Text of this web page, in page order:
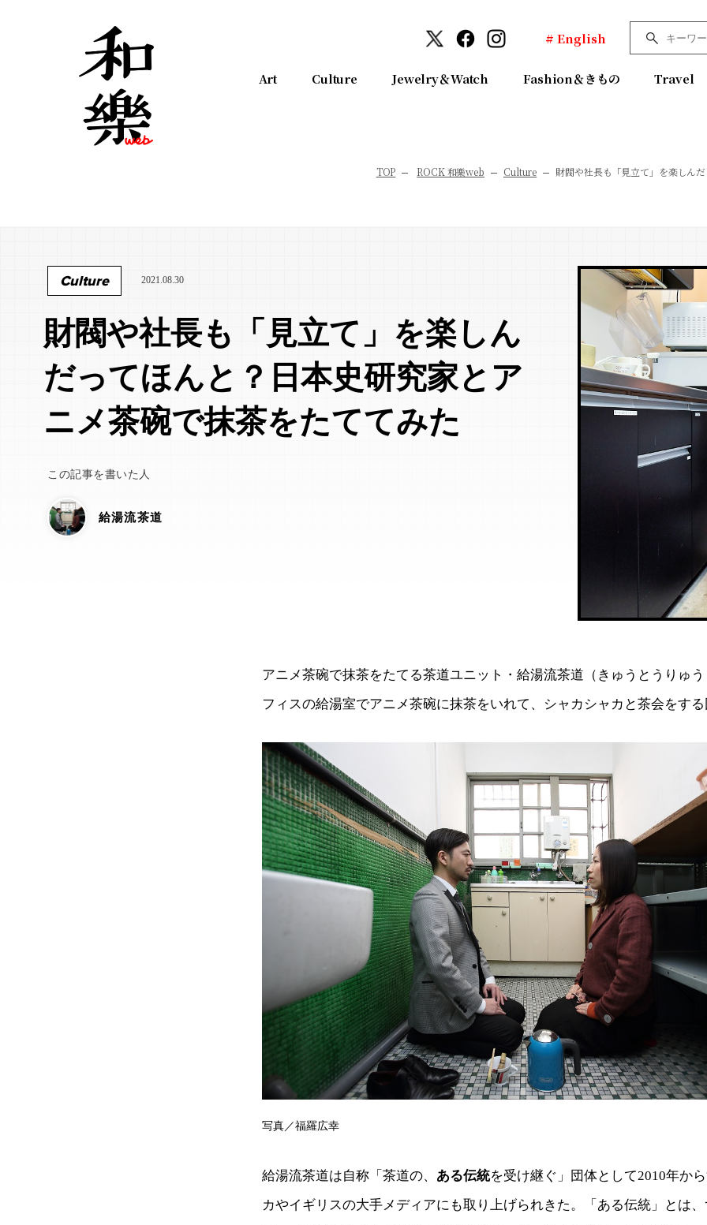
# English
Art Culture Jewelry＆Watch Fashion＆きもの Travel
TOP ROCK 和樂web Culture 財閥や社長も「見立て」を楽しん
Culture 2021.08.30
財閥や社長も「見立て」を楽しん
だってほんと？日本史研究家とア
ニメ茶碗で抹茶をたててみた
この記事を書いた人
給湯流茶道
アニメ茶碗で抹茶をたてる茶道ユニット・給湯流茶道（きゅうとうりゅ
フィスの給湯室でアニメ茶碗に抹茶をいれて、シャカシャカと茶会をす
写真／福羅広幸
給湯流茶道は自称「茶道の、 ある伝統を受け継ぐ」団体として2010年か
カやイギリスの大手メディアにも取り上げられきた。「ある伝統」とは